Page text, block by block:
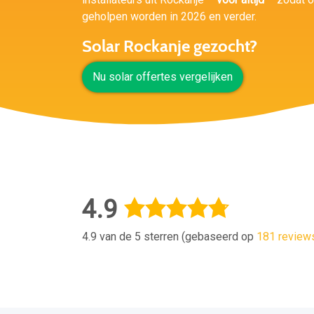
geholpen worden in 2026 en verder.
Solar Rockanje gezocht?
Nu solar offertes vergelijken
4.9
4.9 van de 5 sterren (gebaseerd op 181